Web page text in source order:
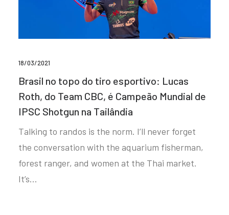
18/03/2021
Brasil no topo do tiro esportivo: Lucas
Roth, do Team CBC, é Campeão Mundial de
IPSC Shotgun na Tailândia
Talking to randos is the norm. I’ll never forget
the conversation with the aquarium fisherman,
forest ranger, and women at the Thai market.
It’s…